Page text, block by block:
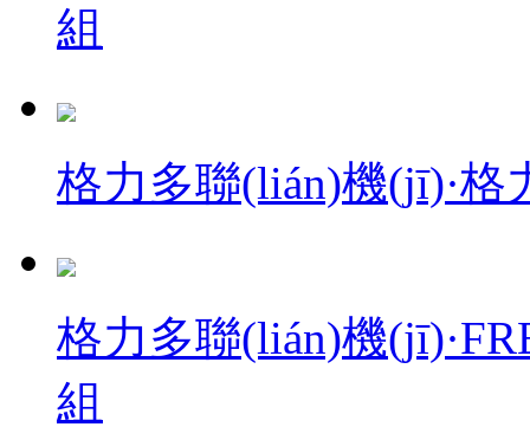
組
格力多聯(lián)機(jī)·格
格力多聯(lián)機
組